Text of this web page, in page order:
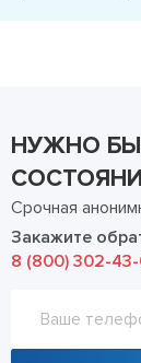
НУЖНО
Срочная
Закажите
8 (800) 302-